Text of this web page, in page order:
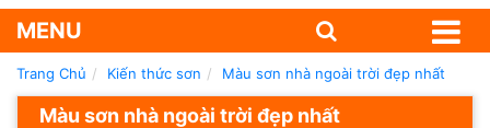
MENU
Trang Chủ Kiến thức sơn Màu sơn nhà ngoài trời đẹp nhất
Màu sơn nhà ngoài trời đẹp nhất